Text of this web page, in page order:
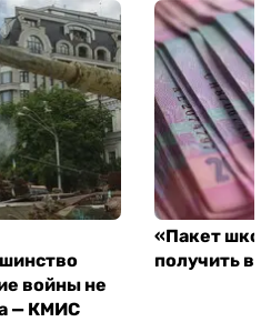
войны не
— КМИС
«Пакет
получить